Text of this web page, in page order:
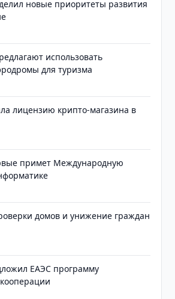
новые приоритеты развития
использовать
для туризма
лицензию крипто-магазина в
примет Международную
домов и унижение граждан
ЕАЭС программу